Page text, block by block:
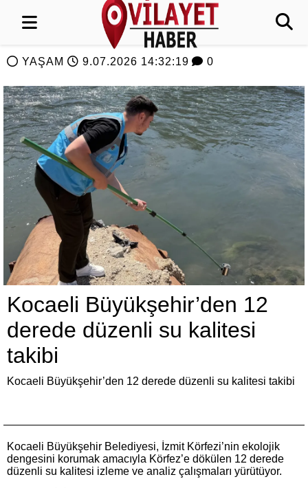
YAŞAM 9.07.2026 14:32:19 0
Kocaeli Büyükşehir’den 12
derede düzenli su kalitesi
takibi
Kocaeli Büyükşehir’den 12 derede düzenli su kalitesi takibi
Kocaeli Büyükşehir Belediyesi, İzmit Körfezi’nin ekolojik
dengesini korumak amacıyla Körfez’e dökülen 12 derede
düzenli su kalitesi izleme ve analiz çalışmaları yürütüyor.